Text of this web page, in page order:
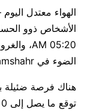
الأشخاص ذوو
الضوء في Eslamshahr.